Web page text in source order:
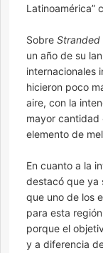
Latinoamérica”
Sobre Stranded
un año de su
internacionales
hicieron poco
aire, con la
mayor cantidad
elemento de
En cuanto a la
destacó que ya
que uno de los
para esta
porque el
y a diferencia